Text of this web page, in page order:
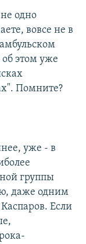
одно
вовсе не в
этом уже
Помните?
уже - в
группы
даже одним
Если